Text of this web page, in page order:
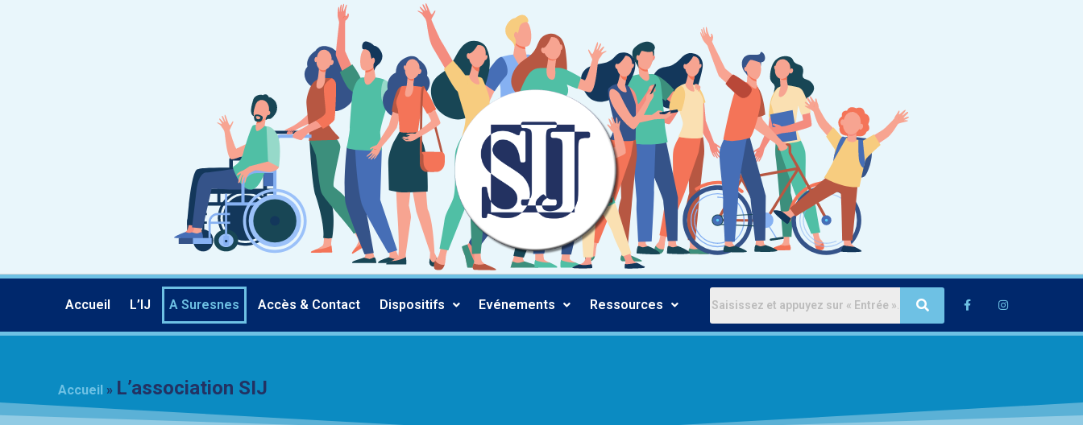
Accueil L’IJ A Suresnes Accès & Contact Dispositifs Evénements Ressources
Accueil » L’association SIJ